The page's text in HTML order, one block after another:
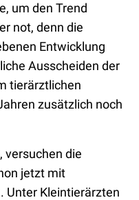
um den Trend
not, denn die
Entwicklung
Ausscheiden der
tierärztlichen
zusätzlich noch
versuchen die
jetzt mit
Unter Kleintierärzten